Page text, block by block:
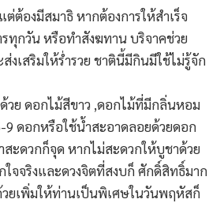
ต่ต้องมีสมาธิ หากต้องการให้สำเร็จ
ทุกวัน หรือทำสังฆทาน บริจาคช่วย
งเสริมให้ร่ำรวย ชาตินี้มีกินมีใช้ไม่รู้จัก
วย ดอกไม้สีขาว ,ดอกไม้ที่มีกลิ่นหอม
9 ดอกหรือใช้น้ำสะอาดลอยด้วยดอก
สะดวกก็จุด หากไม่สะดวกให้บูชาด้วย
ใจจริงและดวงจิตที่สงบก็ ศักดิ์สิทธิ์มาก
วยเพิ่มให้ท่านเป็นพิเศษในวันพฤหัสก็